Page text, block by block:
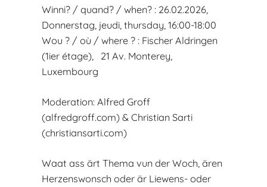
Winni? / quand? / when? : 26.02.2026,
Donnerstag, jeudi, thursday, 16:00-18:00
Wou ? / où / where ? : Fischer Aldringen
(1ier étage), 21 Av. Monterey,
Luxembourg
Moderation: Alfred Groff
(alfredgroff.com) & Christian Sarti
(christiansarti.com)
Waat ass ärt Thema vun der Woch, ären
Herzenswonsch oder är Liewens- oder